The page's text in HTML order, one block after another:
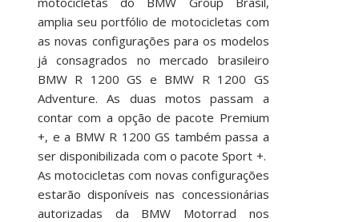
amplia seu portfólio de motocicletas com
as novas configurações para os modelos
já consagrados no mercado brasileiro
BMW R 1200 GS e BMW R 1200 GS
Adventure. As duas motos passam a
contar com a opção de pacote Premium
+, e a BMW R 1200 GS também passa a
ser disponibilizada com o pacote Sport +.
As motocicletas com novas configurações
estarão disponíveis nas concessionárias
autorizadas da BMW Motorrad nos